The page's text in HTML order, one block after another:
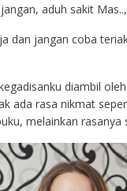
aduh sakit Mas..,
dan jangan coba
diambil
ada rasa nikmat
melainkan rasanya